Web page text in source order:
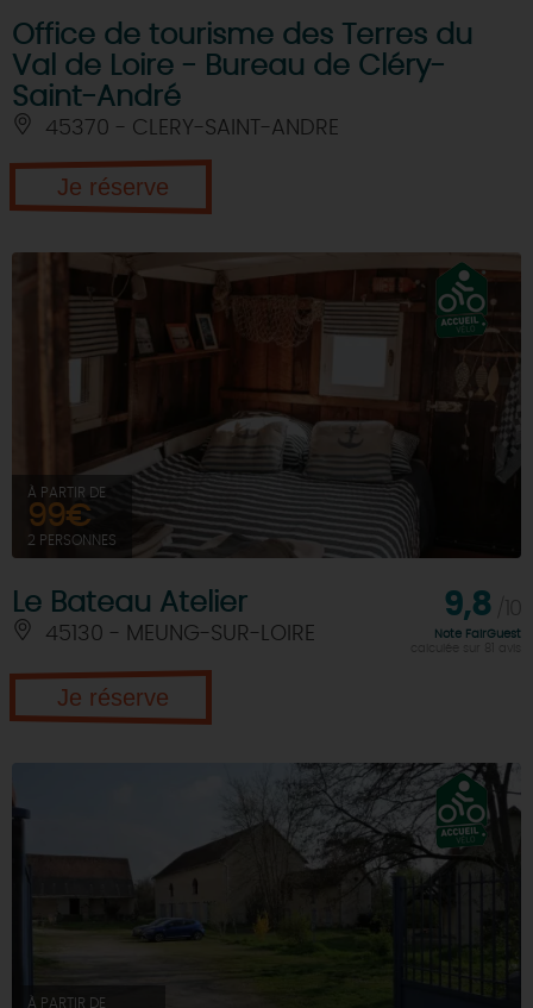
Office de tourisme des Terres du
Val de Loire - Bureau de Cléry-
Saint-André
45370 - CLERY-SAINT-ANDRE
Je réserve
À PARTIR DE
99€
2 PERSONNES
Le Bateau Atelier
45130 - MEUNG-SUR-LOIRE
9,8
Note FairGuest
Je réserve
À PARTIR DE